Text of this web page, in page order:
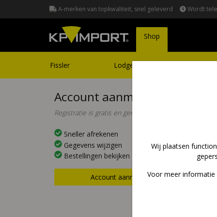
Wij plaatsen
Voor meer informatie
A-merken van topkwaliteit, snel geleverd Wordt
Shop(current)
Fissler Lodge
Account aanmaken
Registratie is gratis en gemakkelijk!
Sneller afrekenen
Gegevens wijzigen
Bestellingen bekijken en volgen
Account aanmaken